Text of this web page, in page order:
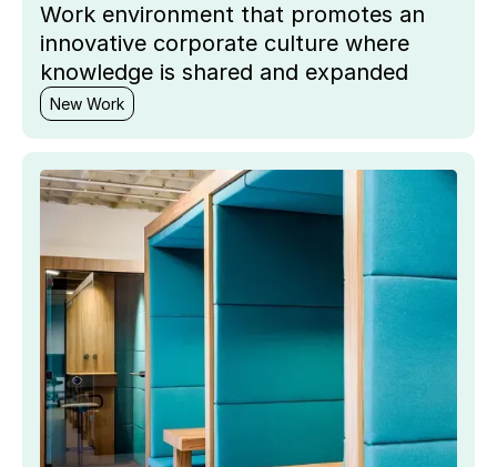
Work environment that promotes an
innovative corporate culture where
knowledge is shared and expanded
New Work